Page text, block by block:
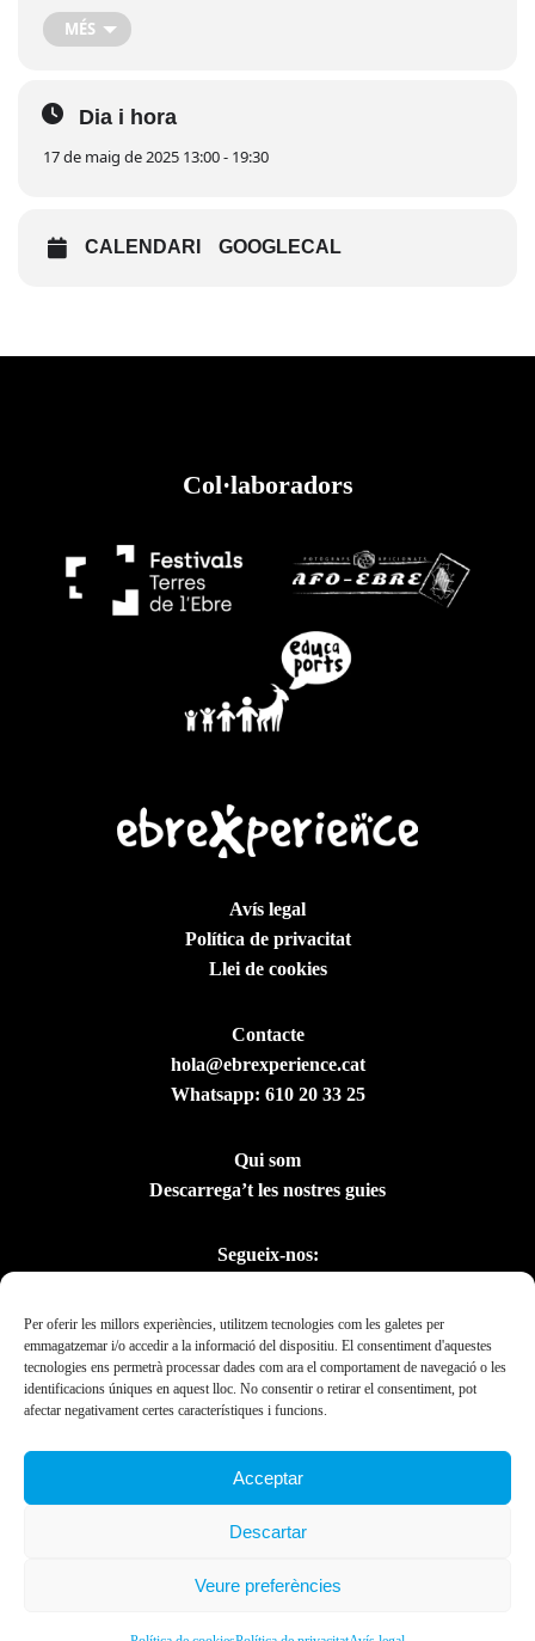
Per oferir les millors experiències, utilitzem tecnologies com les galetes per
emmagatzemar i/o accedir a la informació del dispositiu. El consentiment d'aquestes
tecnologies ens permetrà processar dades com ara el comportament de navegació o les
identificacions úniques en aquest lloc. No consentir o retirar el consentiment, pot
afectar negativament certes característiques i funcions.
Acceptar
Descartar
Veure preferències
MÉS
Dia i hora
17 de maig de 2025 13:00 - 19:30
CALENDARI GOOGLECAL
Col·laboradors
Avís legal
Política de privacitat
Llei de cookies
Contacte
hola@ebrexperience.cat
Whatsapp: 610 20 33 25
Qui som
Descarrega’t les nostres guies
Segueix-nos:
Presidència